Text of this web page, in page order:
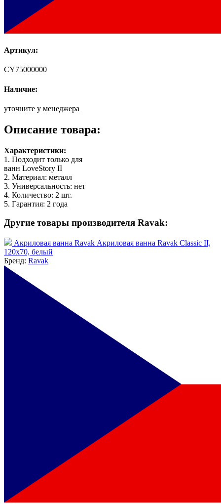
Артикул:
CY75000000
Наличие:
уточните у менеджера
Описание товара:
Характеристики:
1. Подходит только для
ванн LoveStory II
2. Материал: металл
3. Универсальность: нет
4. Количество: 2 шт.
5. Гарантия: 2 года
Другие товары производителя Ravak:
Акриловая ванна Ravak Акриловая ванна Ravak Classic II,
120x70, белый
Бренд: Ravak